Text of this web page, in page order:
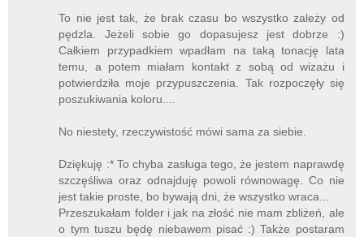
To nie jest tak, że brak czasu bo wszystko zależy od
pędzla. Jeżeli sobie go dopasujesz jest dobrze :)
Całkiem przypadkiem wpadłam na taką tonację lata
temu, a potem miałam kontakt z sobą od wizażu i
potwierdziła moje przypuszczenia. Tak rozpoczęły się
poszukiwania koloru....
No niestety, rzeczywistość mówi sama za siebie.
Dziękuję :* To chyba zasługa tego, że jestem naprawdę
szczęśliwa oraz odnajduję powoli równowagę. Co nie
jest takie proste, bo bywają dni, że wszystko wraca...
Przeszukałam folder i jak na złość nie mam zbliżeń, ale
o tym tuszu będę niebawem pisać :) Także postaram